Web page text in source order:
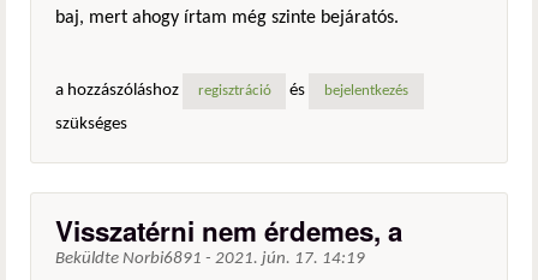
baj, mert ahogy írtam még szinte bejáratós.
a hozzászóláshoz regisztráció és bejelentkezés
szükséges
Visszatérni nem érdemes, a
Beküldte Norbi6891 - 2021. jún. 17. 14:19